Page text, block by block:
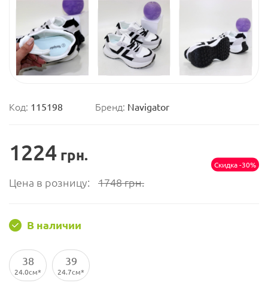
Код: 115198 Бренд: Navigator
1224 грн.
Цена в розницу: 1748грн.
Скидка -30%
В наличии
38
24.0см
39
24.7см